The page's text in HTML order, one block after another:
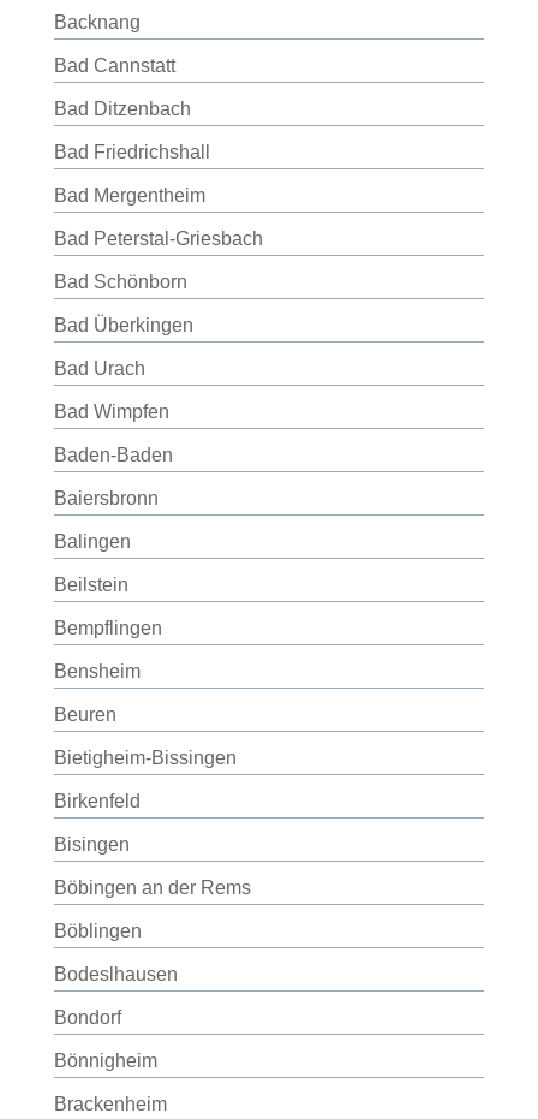
Backnang
Bad Cannstatt
Bad Ditzenbach
Bad Friedrichshall
Bad Mergentheim
Bad Peterstal-Griesbach
Bad Schönborn
Bad Überkingen
Bad Urach
Bad Wimpfen
Baden-Baden
Baiersbronn
Balingen
Beilstein
Bempflingen
Bensheim
Beuren
Bietigheim-Bissingen
Birkenfeld
Bisingen
Böbingen an der Rems
Böblingen
Bodeslhausen
Bondorf
Bönnigheim
Brackenheim